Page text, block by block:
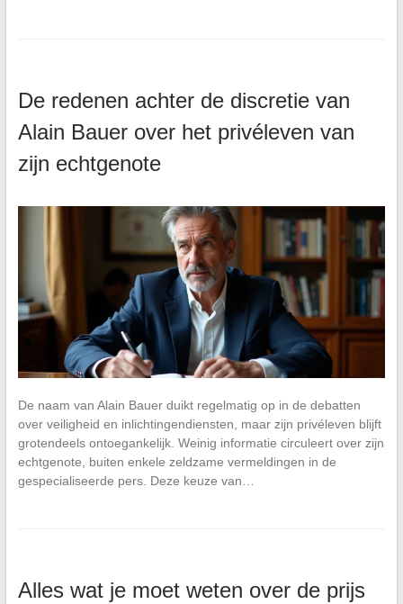
De redenen achter de discretie van
Alain Bauer over het privéleven van
zijn echtgenote
De naam van Alain Bauer duikt regelmatig op in de debatten
over veiligheid en inlichtingendiensten, maar zijn privéleven blijft
grotendeels ontoegankelijk. Weinig informatie circuleert over zijn
echtgenote, buiten enkele zeldzame vermeldingen in de
gespecialiseerde pers. Deze keuze van…
Alles wat je moet weten over de prijs